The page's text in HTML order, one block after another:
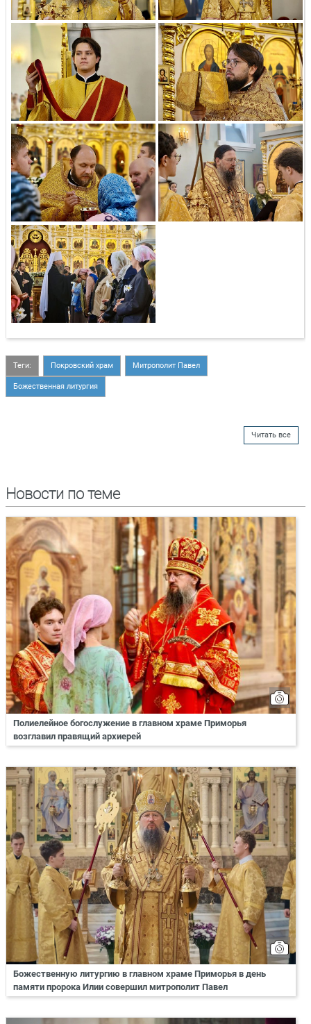
Теги: Покровский храм Митрополит Павел
Божественная литургия
Читать все
Новости по теме
Полиелейное богослужение в главном храме Приморья
возглавил правящий архиерей
Божественную литургию в главном храме Приморья в день
памяти пророка Илии совершил митрополит Павел